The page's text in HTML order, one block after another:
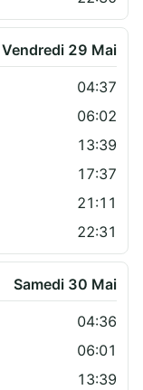
Vendredi 29 Mai
04:37
06:02
13:39
17:37
21:11
22:31
Samedi 30 Mai
04:36
06:01
13:39